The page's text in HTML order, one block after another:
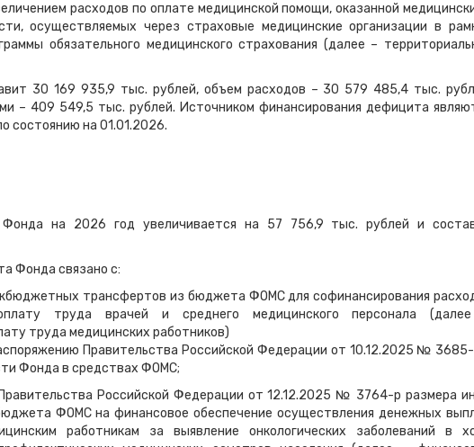
расходов по оплате медицинской помощи, оказанной
осуществляемых через страховые медицинские организации в
обязательного медицинского страхования (далее –
30 169 935,9 тыс. рублей, объем расходов – 30 579 485,4 тыс.
– 409 549,5 тыс. рублей. Источником финансирования дефицита
состоянию на 01.01.2026.
на 2026 год увеличивается на 57 756,9 тыс. рублей и
Фонда связано с:
трансфертов из бюджета ФОМС для софинансирования
труда врачей и среднего медицинского персонала
труда медицинских работников)
Правительства Российской Федерации от 10.12.2025 №
Фонда в средствах ФОМС;
Российской Федерации от 12.12.2025 № 3764-р размера
ФОМС на финансовое обеспечение осуществления денежных
работникам за выявление онкологических заболеваний в